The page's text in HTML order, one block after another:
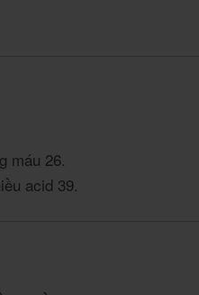
máu 26.
acid 39.